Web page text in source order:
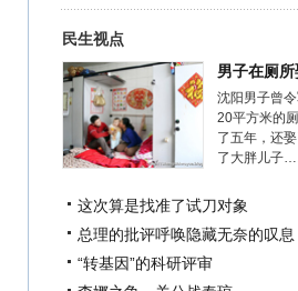
民生视点
男子在厕
沈阳男子曾
20平方米的
了五年，还
了大胖儿子
这次算是找准了试刀对象
总理的批评呼唤隐藏无奈的叹息
“转基因”的科研评审